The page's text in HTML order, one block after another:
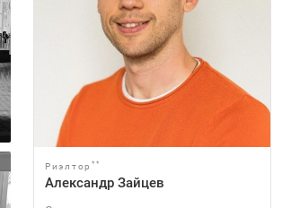
Риэлтор **
Александр Зайцев